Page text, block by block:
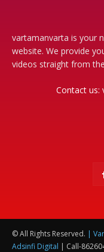
vartamanvarta is your
website. We provide
videos straight from
Contact us:
© All Rights Reserved. |
Adsinfi Digital | Call-